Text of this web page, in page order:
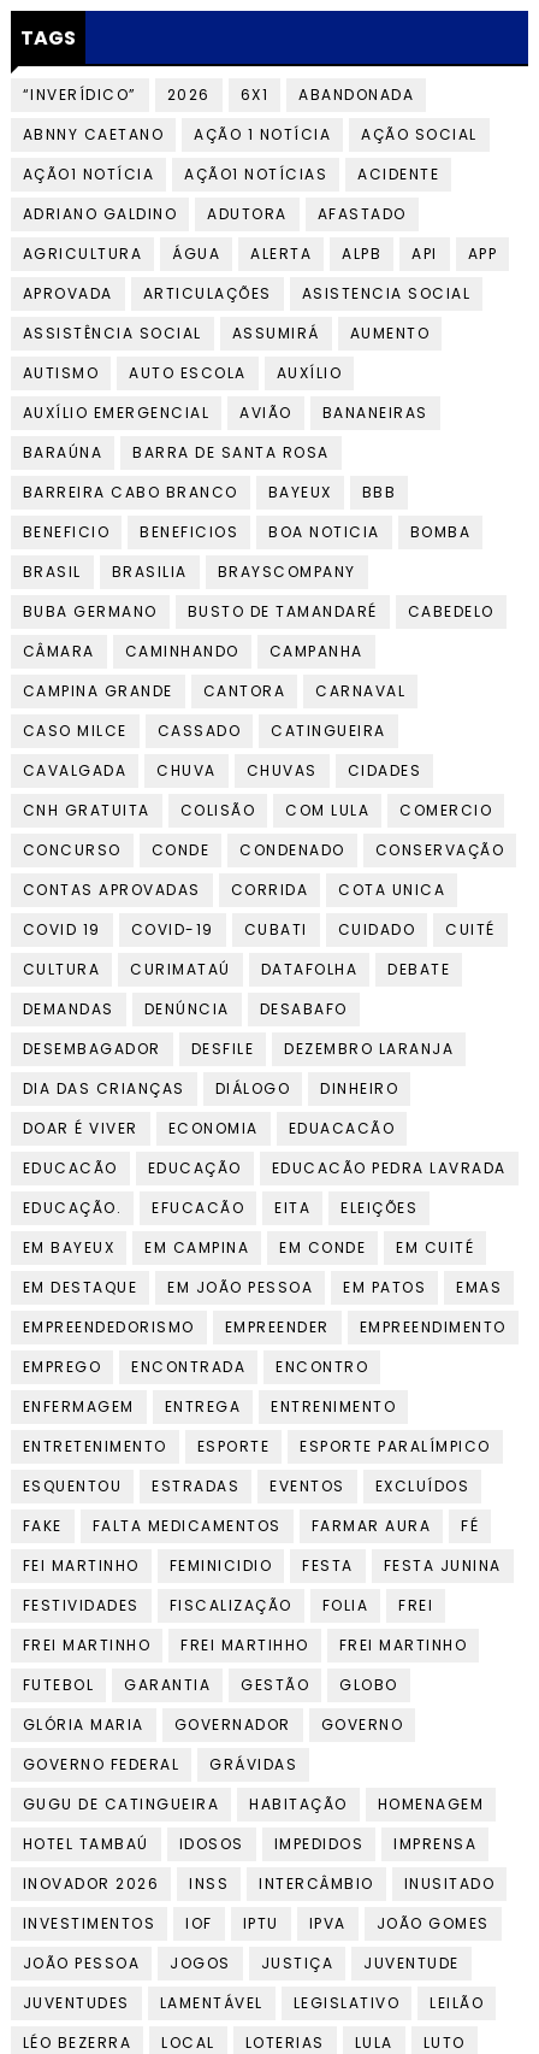
TAGS
“INVERÍDICO” 2026 6X1
ABANDONADA
ABNNY CAETANO
AÇÃO 1 NOTÍCIA
AÇÃO SOCIAL
AÇÃO1 NOTÍCIA
AÇÃO1 NOTÍCIAS
ACIDENTE
ADRIANO GALDINO
ADUTORA
AFASTADO
AGRICULTURA
ÁGUA ALERTA ALPB API
APP
APROVADA
ARTICULAÇÕES
ASISTENCIA SOCIAL
ASSISTÊNCIA SOCIAL
ASSUMIRÁ
AUMENTO
AUTISMO
AUTO ESCOLA
AUXÍLIO
AUXÍLIO EMERGENCIAL
AVIÃO
BANANEIRAS
BARAÚNA
BARRA DE SANTA ROSA
BARREIRA CABO BRANCO
BAYEUX
BBB
BENEFICIO
BENEFICIOS BOA NOTICIA
BOMBA
BRASIL
BRASILIA
BRAYSCOMPANY
BUBA GERMANO
BUSTO DE TAMANDARÉ
CABEDELO
CÂMARA
CAMINHANDO
CAMPANHA
CAMPINA GRANDE
CANTORA
CARNAVAL
CASO MILCE
CASSADO
CATINGUEIRA
CAVALGADA
CHUVA CHUVAS
CIDADES
CNH GRATUITA
COLISÃO COM LULA
COMERCIO
CONCURSO
CONDE CONDENADO
CONSERVAÇÃO
CONTAS APROVADAS
CORRIDA
COTA UNICA
COVID 19
COVID-19 CUBATI CUIDADO
CUITÉ
CULTURA
CURIMATAÚ DATAFOLHA
DEBATE
DEMANDAS
DENÚNCIA
DESABAFO
DESEMBAGADOR
DESFILE
DEZEMBRO LARANJA
DIA DAS CRIANÇAS
DIÁLOGO
DINHEIRO
DOAR É VIVER
ECONOMIA
EDUACACÃO
EDUCACÃO
EDUCAÇÃO
EDUCACÃO PEDRA LAVRADA
EDUCAÇÃO.
EFUCACÃO EITA
ELEIÇÕES
EM BAYEUX
EM CAMPINA EM CONDE
EM CUITÉ
EM DESTAQUE
EM JOÃO PESSOA EM PATOS
EMAS
EMPREENDEDORISMO
EMPREENDER
EMPREENDIMENTO
EMPREGO
ENCONTRADA
ENCONTRO
ENFERMAGEM
ENTREGA
ENTRENIMENTO
ENTRETENIMENTO
ESPORTE
ESPORTE PARALÍMPICO
ESQUENTOU
ESTRADAS EVENTOS
EXCLUÍDOS
FAKE
FALTA MEDICAMENTOS FARMAR AURA
FÉ
FEI MARTINHO
FEMINICIDIO FESTA
FESTA JUNINA
FESTIVIDADES
FISCALIZAÇÃO FOLIA
FREI
FREI MARTINHO
FREI MARTIHHO
FREI MARTINHO
FUTEBOL
GARANTIA GESTÃO
GLOBO
GLÓRIA MARIA
GOVERNADOR
GOVERNO
GOVERNO FEDERAL
GRÁVIDAS
GUGU DE CATINGUEIRA
HABITAÇÃO
HOMENAGEM
HOTEL TAMBAÚ
IDOSOS IMPEDIDOS
IMPRENSA
INOVADOR 2026
INSS INTERCÂMBIO
INUSITADO
INVESTIMENTOS
IOF IPTU IPVA
JOÃO GOMES
JOÃO PESSOA
JOGOS JUSTIÇA
JUVENTUDE
JUVENTUDES
LAMENTÁVEL LEGISLATIVO
LEILÃO
LÉO BEZERRA
LOCAL LOTERIAS LULA
LUTO